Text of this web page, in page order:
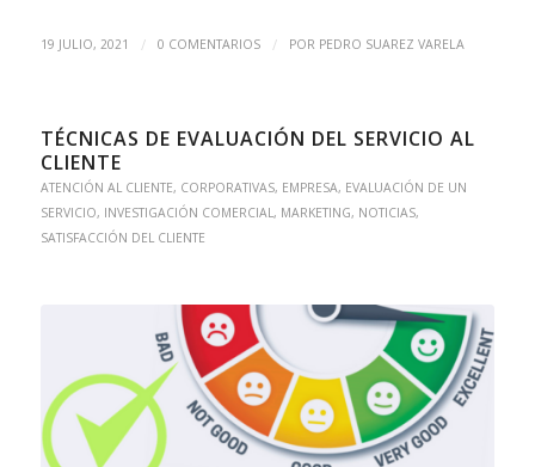
19 JULIO, 2021 / 0 COMENTARIOS / POR PEDRO SUAREZ VARELA
TÉCNICAS DE EVALUACIÓN DEL SERVICIO AL
CLIENTE
ATENCIÓN AL CLIENTE, CORPORATIVAS, EMPRESA, EVALUACIÓN DE UN
SERVICIO, INVESTIGACIÓN COMERCIAL, MARKETING, NOTICIAS,
SATISFACCIÓN DEL CLIENTE